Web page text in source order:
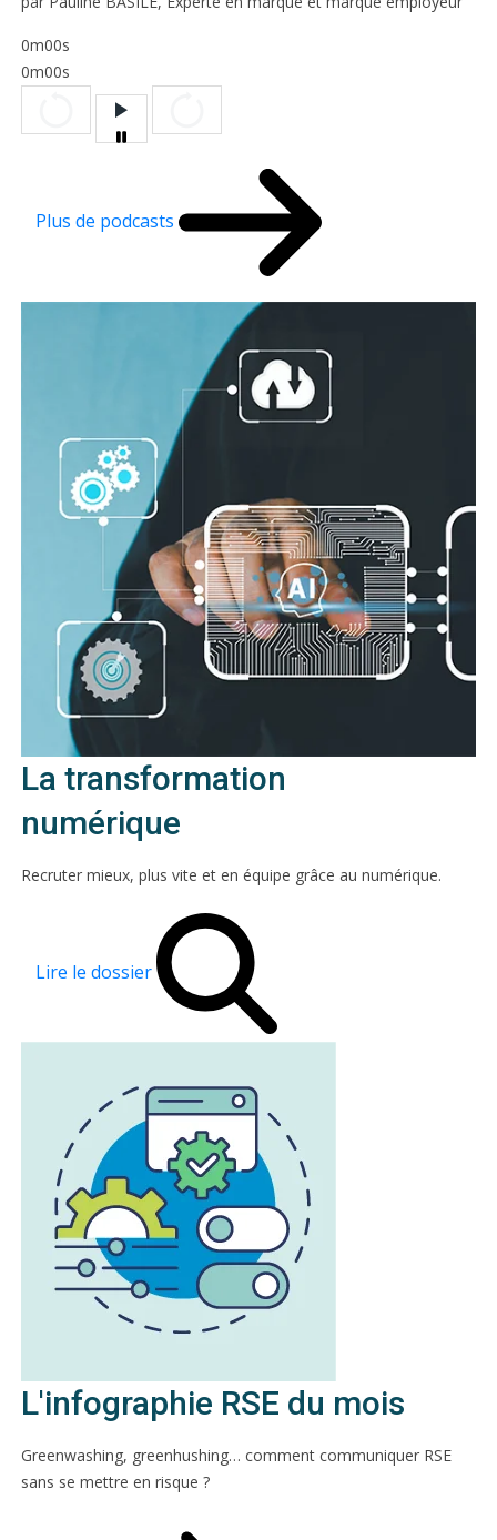
0m00s
0m00s
Plus de podcasts
La transformation
numérique
Recruter mieux, plus vite et en équipe grâce au numérique.
Lire le dossier
L'infographie RSE du mois
Greenwashing, greenhushing… comment communiquer RSE
sans se mettre en risque ?